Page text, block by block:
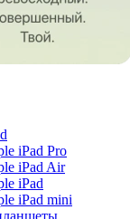
iPad Pro
iPad Air
iPad
iPad mini